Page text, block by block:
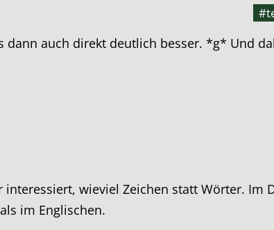
dann auch direkt deutlich besser. *g* Und
wieviel Zeichen statt Wörter. Im
im Englischen.